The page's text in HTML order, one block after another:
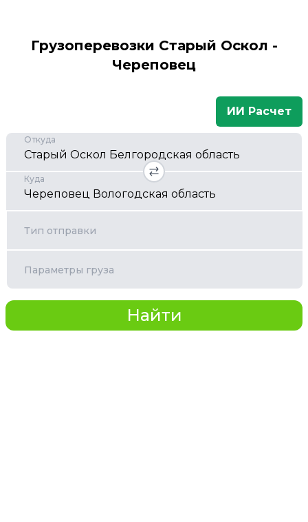
Грузоперевозки Старый Оскол -
Череповец
ИИ Расчет
Откуда
Куда
Тип отправки
Параметры груза
Найти